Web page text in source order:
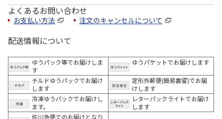
よくあるお問い合わせ
お支払い方法 注文のキャンセルについて
配送情報について
ゆうパック等でお届けしま
す
ゆうパケットでお届けします
チルドゆうパックでお届け
します
定形外郵便(簡易書留)でお届
けします
冷凍ゆうパックでお届けし
ます。
レターパックライトでお届け
します
佐川急便でのお届けとなり